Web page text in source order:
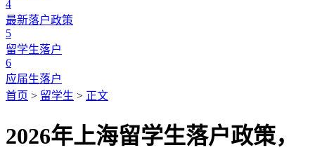
4
最新落户政策
5
留学生落户
6
应届生落户
首页 > 留学生 > 正文
2026年上海留学生落户政策，